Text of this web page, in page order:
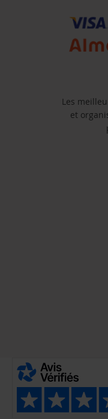
Les
et